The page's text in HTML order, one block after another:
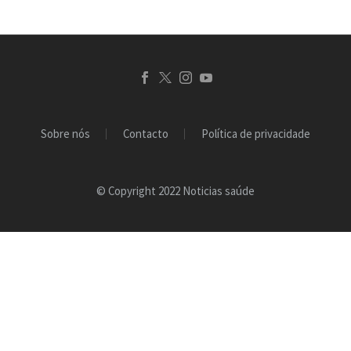
Sobre nós Contacto Política de privacidade
© Copyright 2022 Noticias saúde